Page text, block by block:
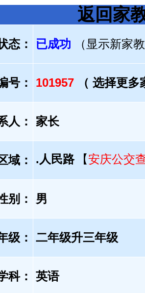
返回家
态： 已成功 （显示新家
号： 101957 （ 选择更
人： 家长
域： .人民路 【安庆公交
别： 男
级： 二年级升三年级
科： 英语